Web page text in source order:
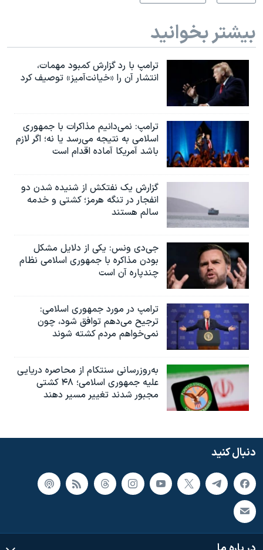
بیشتر بخوانید
ترامپ با رد گزارش کمبود مهمات،
انتشار آن را «خیانت‌آمیز» توصیف کرد
ترامپ: نمی‌دانیم مذاکرات با جمهوری
اسلامی به نتیجه می‌رسد یا نه؛ اگر لازم
باشد آمریکا آماده اقدام است
گزارش یک نفتکش از شنیده شدن دو
انفجار در تنگه هرمز؛ کشتی و خدمه
سالم هستند
جی‌دی ونس: یکی از دلایل مشکل
بودن مذاکره با جمهوری اسلامی نظام
چندپاره آن است
ترامپ در مورد جمهوری اسلامی:
ترجیح می‌دهم توافق شود، چون
نمی‌خواهم مردم کشته شوند
به‌روزرسانی سنتکام از محاصره دریایی
علیه جمهوری اسلامی؛ ۴۸ کشتی
مجبور شدند تغییر مسیر دهند
دنبال کنید